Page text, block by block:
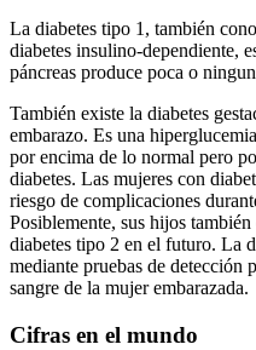
La diabetes tipo 1, también
diabetes insulino-dependiente,
páncreas produce poca o
También existe la diabetes
embarazo. Es una
por encima de lo normal pero
diabetes. Las mujeres con
riesgo de complicaciones
Posiblemente, sus hijos
diabetes tipo 2 en el futuro. La
mediante pruebas de detección
sangre de la mujer embarazada.
Cifras en el mundo